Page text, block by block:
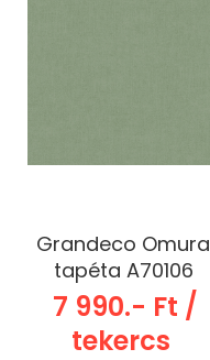
Grandeco Omura
tapéta A70106
7 990.- Ft /
tekercs